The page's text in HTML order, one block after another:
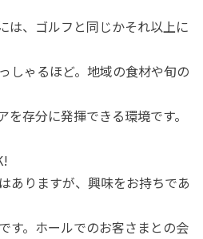
は、ゴルフと同じかそれ以上に
しゃるほど。地域の食材や旬の
を存分に発揮できる環境です。
ありますが、興味をお持ちであ
す。ホールでのお客さまとの会